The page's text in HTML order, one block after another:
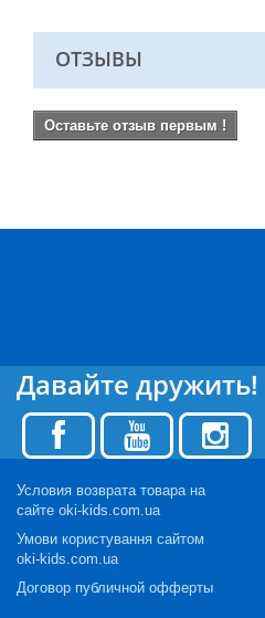
ОТЗЫВЫ
Оставьте отзыв первым !
Давайте дружить!
Условия возврата товара на
сайте oki-kids.com.ua
Умови користування сайтом
oki-kids.com.ua
Договор публичной офферты